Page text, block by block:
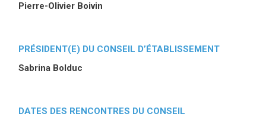
Pierre-Olivier Boivin
PRÉSIDENT(E) DU CONSEIL D’ÉTABLISSEMENT
Sabrina Bolduc
DATES DES RENCONTRES DU CONSEIL